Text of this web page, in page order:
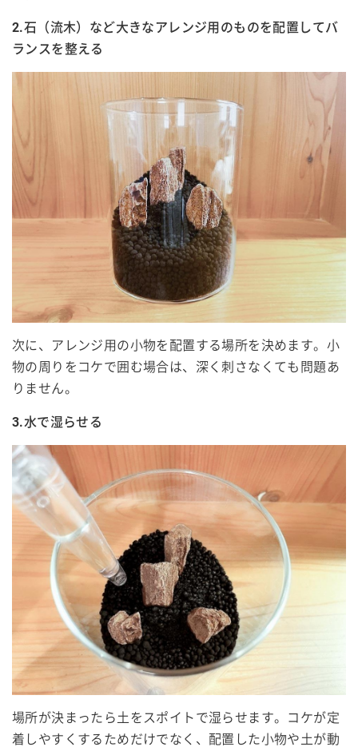
2.石（流木）など大きなアレンジ用のものを配置してバ
ランスを整える
次に、アレンジ用の小物を配置する場所を決めます。小
物の周りをコケで囲む場合は、深く刺さなくても問題あ
りません。
3.水で湿らせる
場所が決まったら土をスポイトで湿らせます。コケが定
着しやすくするためだけでなく、配置した小物や土が動